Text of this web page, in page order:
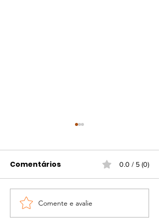
Sidra ganha espaço à
mesa e avança na
Comentários 0.0 / 5 (0)
Comente e avalie